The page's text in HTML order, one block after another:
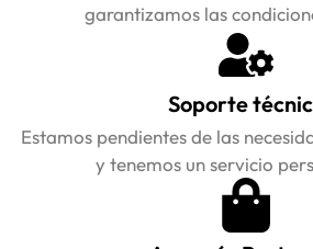
garantizamos las
Soporte
Estamos pendientes de las
y tenemos un servicio